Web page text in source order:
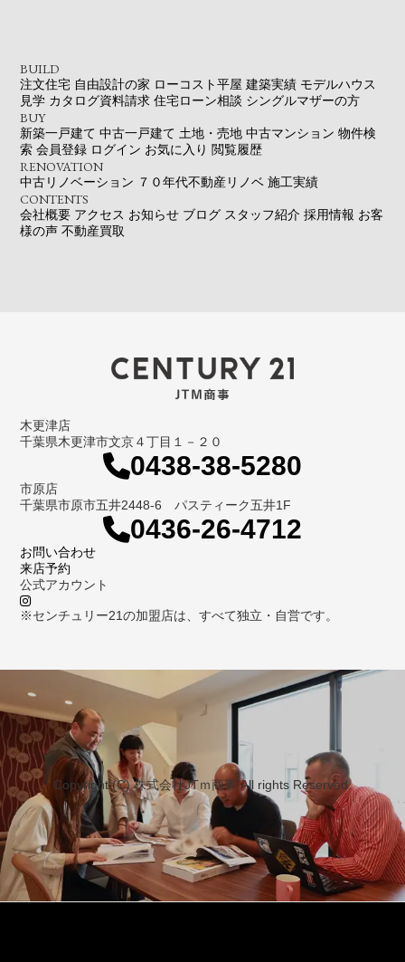
BUILD
注文住宅 自由設計の家 ローコスト平屋 建築実績 モデルハウス
見学 カタログ資料請求 住宅ローン相談 シングルマザーの方
BUY
新築一戸建て 中古一戸建て 土地・売地 中古マンション 物件検
索 会員登録 ログイン お気に入り 閲覧履歴
RENOVATION
中古リノベーション ７０年代不動産リノベ 施工実績
CONTENTS
会社概要 アクセス お知らせ ブログ スタッフ紹介 採用情報 お客
様の声 不動産買取
木更津店
千葉県木更津市文京４丁目１－２０
0438-38-5280
市原店
千葉県市原市五井2448-6 パスティーク五井1F
0436-26-4712
お問い合わせ
来店予約
公式アカウント
※センチュリー21の加盟店は、すべて独立・自営です。
Copyright (C) 株式会社JTｍ商事 All rights Reserved.